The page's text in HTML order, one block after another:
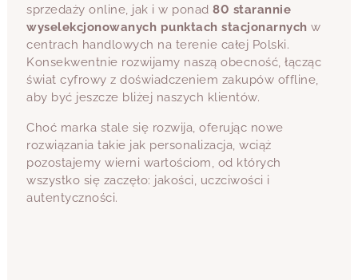
sprzedaży online, jak i w ponad 80 starannie
wyselekcjonowanych punktach stacjonarnych w
centrach handlowych na terenie całej Polski.
Konsekwentnie rozwijamy naszą obecność, łącząc
świat cyfrowy z doświadczeniem zakupów offline,
aby być jeszcze bliżej naszych klientów.
Choć marka stale się rozwija, oferując nowe
rozwiązania takie jak personalizacja, wciąż
pozostajemy wierni wartościom, od których
wszystko się zaczęło: jakości, uczciwości i
autentyczności.